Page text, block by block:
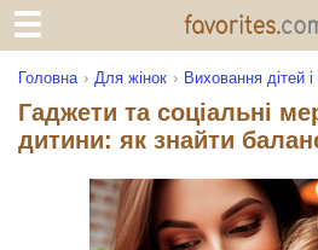
Головна Для жінок Виховання дітей
Гаджети та соціальні
дитини: як знайти